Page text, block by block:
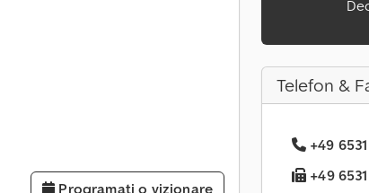
Programați o vizionare
Telefon &
+49
+49